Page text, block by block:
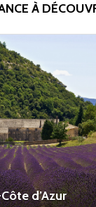
À
d’Azur